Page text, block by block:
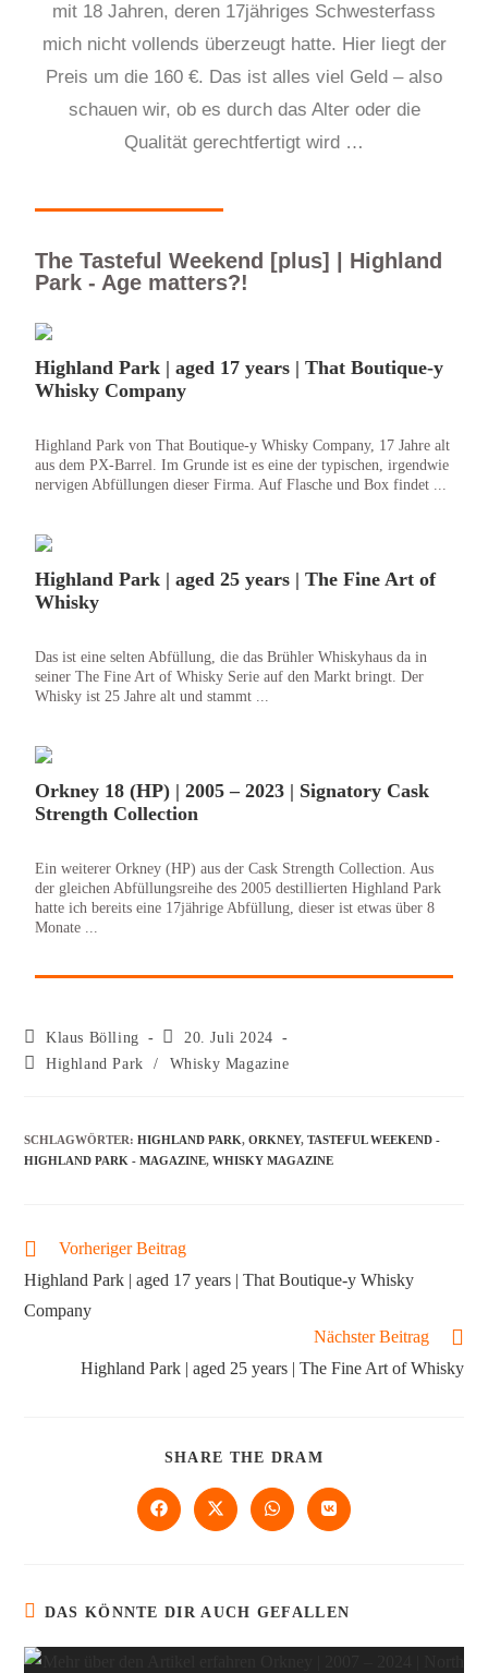
mit 18 Jahren, deren 17jähriges Schwesterfass
mich nicht vollends überzeugt hatte. Hier liegt der
Preis um die 160 €. Das ist alles viel Geld – also
schauen wir, ob es durch das Alter oder die
Qualität gerechtfertigt wird …
The Tasteful Weekend [plus] | Highland
Park - Age matters?!
Highland Park | aged 17 years | That Boutique-y
Whisky Company
Highland Park von That Boutique-y Whisky Company, 17 Jahre alt
aus dem PX-Barrel. Im Grunde ist es eine der typischen, irgendwie
nervigen Abfüllungen dieser Firma. Auf Flasche und Box findet ...
Highland Park | aged 25 years | The Fine Art of
Whisky
Das ist eine selten Abfüllung, die das Brühler Whiskyhaus da in
seiner The Fine Art of Whisky Serie auf den Markt bringt. Der
Whisky ist 25 Jahre alt und stammt ...
Orkney 18 (HP) | 2005 – 2023 | Signatory Cask
Strength Collection
Ein weiterer Orkney (HP) aus der Cask Strength Collection. Aus
der gleichen Abfüllungsreihe des 2005 destillierten Highland Park
hatte ich bereits eine 17jährige Abfüllung, dieser ist etwas über 8
Monate ...
Klaus Bölling
20. Juli 2024
Highland Park
/ Whisky Magazine
SCHLAGWÖRTER:HIGHLAND PARK, ORKNEY, TASTEFUL WEEKEND -
HIGHLAND PARK - MAGAZINE, WHISKY MAGAZINE
Vorheriger Beitrag
Highland Park | aged 17 years | That Boutique-y Whisky
Company
Nächster Beitrag
Highland Park | aged 25 years | The Fine Art of Whisky
SHARE THE DRAM
DAS KÖNNTE DIR AUCH GEFALLEN